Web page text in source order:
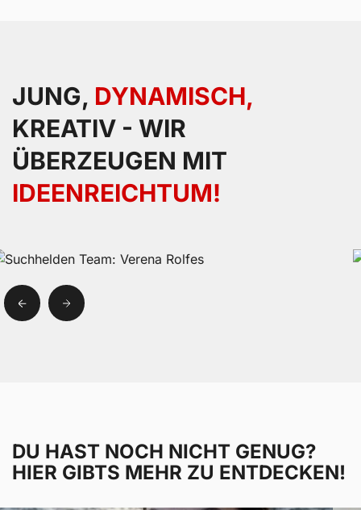
JUNG, DYNAMISCH,
KREATIV - WIR
ÜBERZEUGEN MIT
IDEENREICHTUM!
DU HAST NOCH NICHT GENUG?
HIER GIBTS MEHR ZU ENTDECKEN!